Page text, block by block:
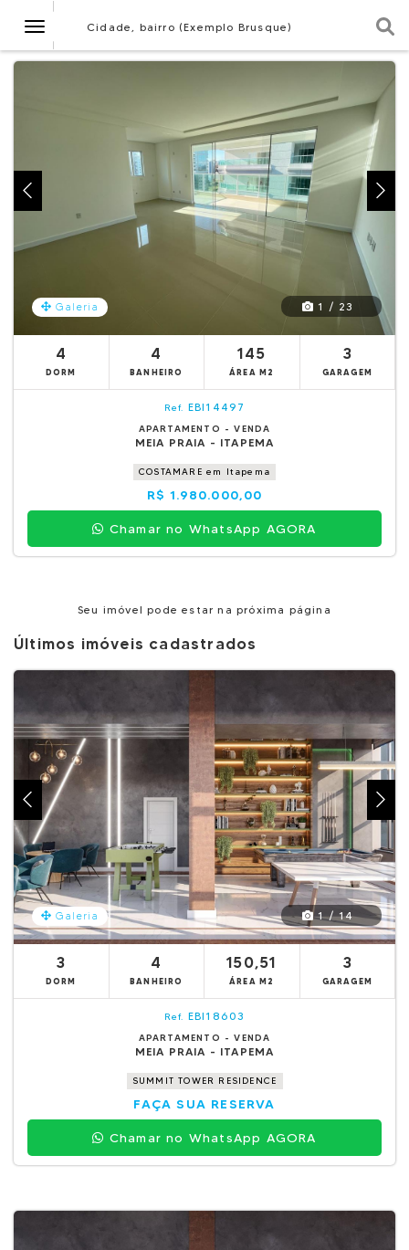
NavegaçãoCidade, bairro (Exemplo Brusque)
Galeria 1 / 23
4
DORM
4
BANHEIRO
145
ÁREA M2
3
GARAGEM
Ref. EBI14497
APARTAMENTO - VENDA
MEIA PRAIA - ITAPEMA
COSTAMARE em Itapema
R$ 1.980.000,00
Chamar no WhatsApp AGORA
Seu imóvel pode estar na próxima página
Últimos imóveis cadastrados
Galeria 1 / 14
3
DORM
4
BANHEIRO
150,51
ÁREA M2
3
GARAGEM
Ref. EBI18603
APARTAMENTO - VENDA
MEIA PRAIA - ITAPEMA
SUMMIT TOWER RESIDENCE
FAÇA SUA RESERVA
Chamar no WhatsApp AGORA